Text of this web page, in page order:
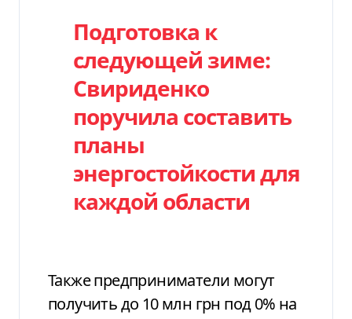
Подготовка к
следующей зиме:
Свириденко
поручила составить
планы
энергостойкости для
каждой области
Также предприниматели могут
получить до 10 млн грн под 0% на